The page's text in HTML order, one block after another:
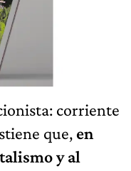
corriente
que, en
y al